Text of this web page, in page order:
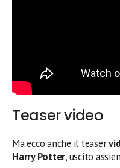
Teaser video
Ma ecco anche il teaser
Harry Potter, uscito